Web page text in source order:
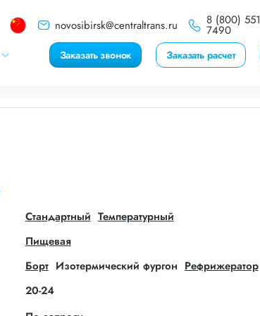
novosibirsk@centraltrans.ru 8 (800) 551
7490
Заказать звонок Заказать расчет
Стандартный Температурный
Пищевая
Борт Изотермический фургон Рефрижератор
20-24